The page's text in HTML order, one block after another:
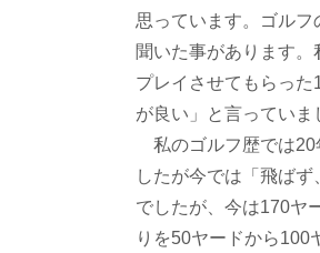
思っています。ゴル
聞いた事があります
プレイさせてもらっ
が良い」と言っていま
私のゴルフ歴では20
したが今では「飛ば
でしたが、今は170ヤ
りを50ヤードから100